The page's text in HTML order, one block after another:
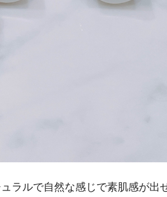
ラルで自然な感じで素肌感が出